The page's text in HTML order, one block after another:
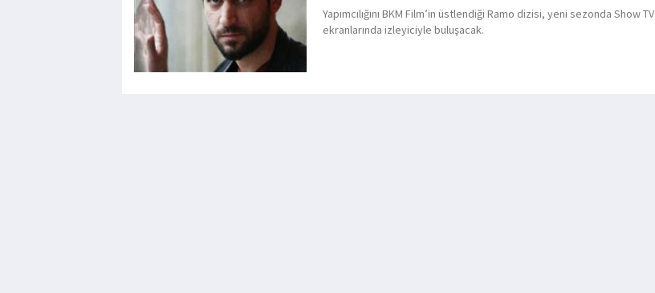
Yapımcılığını BKM Film’in üstlendiği Ramo dizisi, yeni sezonda Show TV
ekranlarında izleyiciyle buluşacak.